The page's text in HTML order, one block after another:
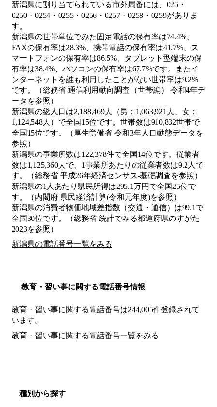
新潟県に割り当てられている市外局番には、025・
0250・0254・0255・0256・0257・0258・0259がありま
す。
新潟県の世帯単位でみた固定電話の保有率は74.4%、
FAXの保有率は28.3%、携帯電話の保有率は41.7%、ス
マートフォンの保有率は86.5%、タブレット型端末の保
有率は38.4%、パソコンの保有率は67.7%です。またイ
ンターネットを誰も利用したことがない世帯率は9.2%
です。（総務省 通信利用動向調査（世帯編） 令和4年デ
ータを参照）
新潟県の総人口は2,188,469人（男：1,063,921人、女：
1,124,548人）で全国15位です。世帯数は910,832世帯で
全国15位です。（厚生労働省 令和3年人口動態データを
参照）
新潟県の事業所数は122,378件で全国14位です。従業者
数は1,125,360人で、1事業所あたりの従業者数は9.2人で
す。（総務省 平成26年経済センサス‐基礎調査を参照）
新潟県の1人あたり県民所得は295.1万円で全国25位で
す。（内閣府 県民経済計算(令和元年度)を参照）
新潟県の消費者物価地域差指数（交通・通信）は99.1で
全国30位です。（総務省 統計でみる都道府県のすがた
2023を参照）
新潟県の電話番号一覧をみる
教育・習い事に関する電話番号情報
教育・習い事に関する電話番号は244,005件登録されて
います。
教育・習い事に関する電話番号一覧をみる
種別から探す